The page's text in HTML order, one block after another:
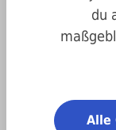
du
Alle